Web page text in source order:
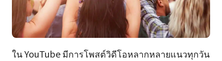
ใน YouTube มีการโพสต์วิดีโอหลากหลายแนวทุกวัน